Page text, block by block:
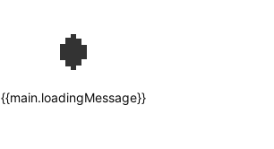
{{main.loadingMessage}}